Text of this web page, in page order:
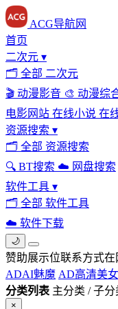
ACG导航网
首页
二次元 ▾
🗂 全部 二次元
🎬 动漫影音 🎨 动漫综
电影网站 在线小说 在
资源搜索 ▾
🗂 全部 资源搜索
🔍 BT搜索 ☁️ 网盘搜索
软件工具 ▾
🗂 全部 软件工具
☁️ 软件下载
🌙
赞助展示位联系方式在
ADAI魅魔 AD高清美
分类列表 主分类 / 子分
×